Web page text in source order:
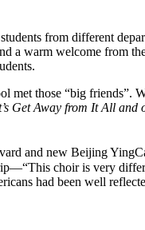
from different
a warm welcome from
those “big friends”.
Get Away from It All and
and new Beijing
choir is very
had been well